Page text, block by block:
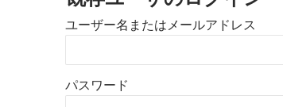
ユーザー名またはメールアドレス
パスワード